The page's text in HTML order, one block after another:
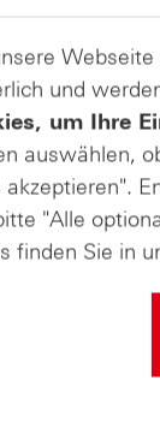
berücksichtigt
22.05.2025
(Monthly)
Punkten
und
um Ihre
auswählen,
"Alle
finden Sie in